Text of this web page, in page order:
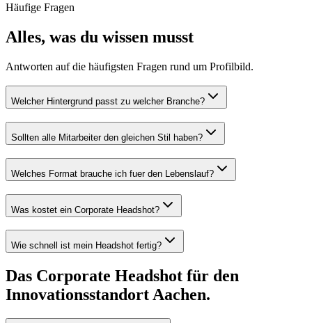
Häufige Fragen
Alles, was du wissen musst
Antworten auf die häufigsten Fragen rund um Profilbild.
Welcher Hintergrund passt zu welcher Branche?
Sollten alle Mitarbeiter den gleichen Stil haben?
Welches Format brauche ich fuer den Lebenslauf?
Was kostet ein Corporate Headshot?
Wie schnell ist mein Headshot fertig?
Das Corporate Headshot für den
Innovationsstandort Aachen.